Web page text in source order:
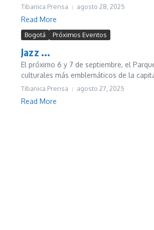
Tibanica Prensa agosto 28, 2025
Read More
Bogotá Próximos Eventos
Jazz ...
El próximo 6 y 7 de septiembre, el
culturales más emblemáticos de la
Tibanica Prensa agosto 27, 2025
Read More